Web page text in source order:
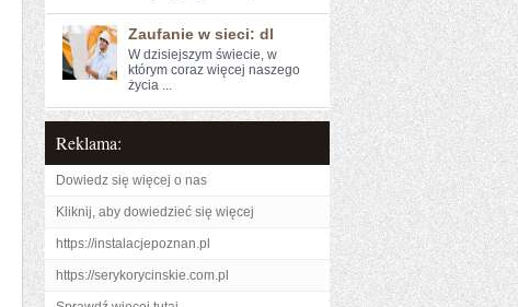
Zaufanie w sieci: dl
W dzisiejszym świecie, w
którym coraz więcej naszego
życia ...
Reklama:
Dowiedz się więcej o nas
Kliknij, aby dowiedzieć się więcej
https://instalacjepoznan.pl
https://serykorycinskie.com.pl